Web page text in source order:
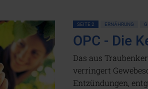
SEITE 2 ERNÄHRUNG
OPC - Die
Das aus
verringert
Entzündungen,